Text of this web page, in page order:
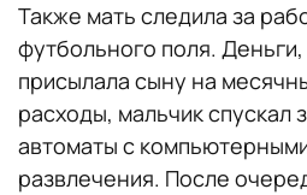
Также мать следила за
футбольного поля.
присылала сыну на
расходы, мальчик спускал
автоматы с
развлечения. После